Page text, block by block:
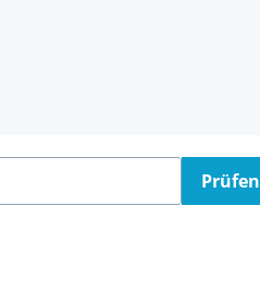
Prüfen